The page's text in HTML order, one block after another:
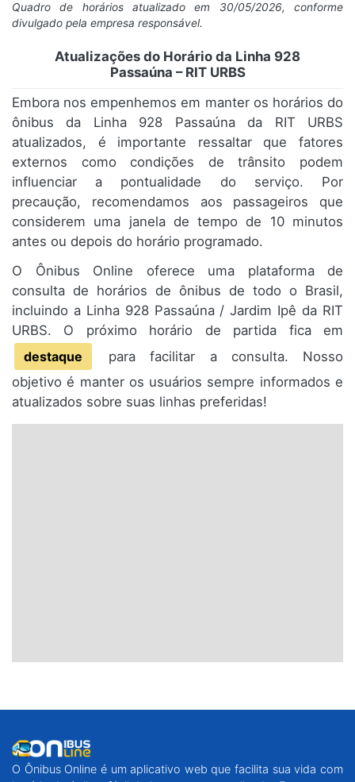
Quadro de horários atualizado em 30/05/2026, conforme
divulgado pela empresa responsável.
Atualizações do Horário da Linha 928
Passaúna – RIT URBS
Embora nos empenhemos em manter os horários do
ônibus da Linha 928 Passaúna da RIT URBS
atualizados, é importante ressaltar que fatores
externos como condições de trânsito podem
influenciar a pontualidade do serviço. Por
precaução, recomendamos aos passageiros que
considerem uma janela de tempo de 10 minutos
antes ou depois do horário programado.
O Ônibus Online oferece uma plataforma de
consulta de horários de ônibus de todo o Brasil,
incluindo a Linha 928 Passaúna / Jardim Ipê da RIT
URBS. O próximo horário de partida fica em
destaque
para facilitar a consulta. Nosso
objetivo é manter os usuários sempre informados e
atualizados sobre suas linhas preferidas!
O Ônibus Online é um aplicativo web que facilita sua vida com